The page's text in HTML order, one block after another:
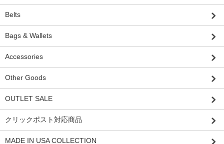
Belts
Bags & Wallets
Accessories
Other Goods
OUTLET SALE
クリックポスト対応商品
MADE IN USA COLLECTION